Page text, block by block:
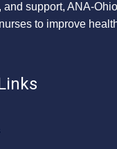
and support, ANA-
to improve